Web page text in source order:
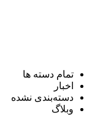
تمام دسته ها
اخبار
دسته‌بندی نشده
وبلاگ